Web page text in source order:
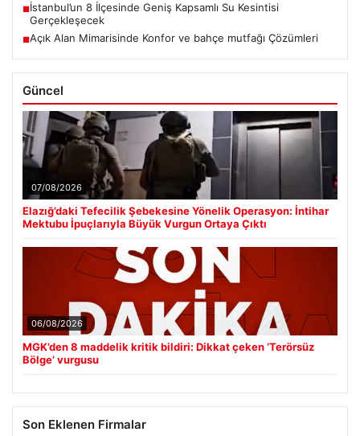
■İstanbul’un 8 İlçesinde Geniş Kapsamlı Su Kesintisi
Gerçekleşecek
■Açık Alan Mimarisinde Konfor ve bahçe mutfağı Çözümleri
Güncel
07/08/2026
Elazığ’daki Tefecilik Şebekesine Yönelik Operasyon: İntihar
Mektubu İpuçlarıyla Büyük Vurgun Ortaya Çıktı
06/08/2026
MGK’den 8 maddelik kritik bildiri: Dikkat çeken ‘Terörsüz
Bölge’ vurgusu
Son Eklenen Firmalar